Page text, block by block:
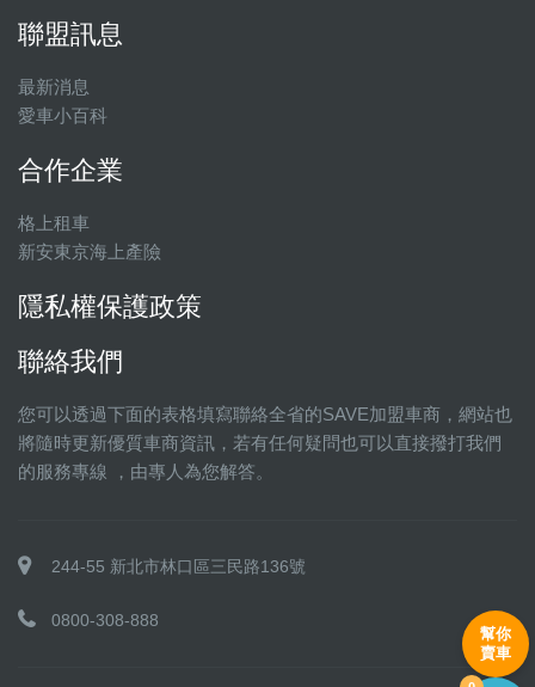
聯盟訊息
最新消息
愛車小百科
合作企業
格上租車
新安東京海上產險
隱私權保護政策
聯絡我們
您可以透過下面的表格填寫聯絡全省的SAVE加盟車商，網站也
將隨時更新優質車商資訊，若有任何疑問也可以直接撥打我們
的服務專線 ，由專人為您解答。
244-55 新北市林口區三民路136號
0800-308-888
幫你
賣車